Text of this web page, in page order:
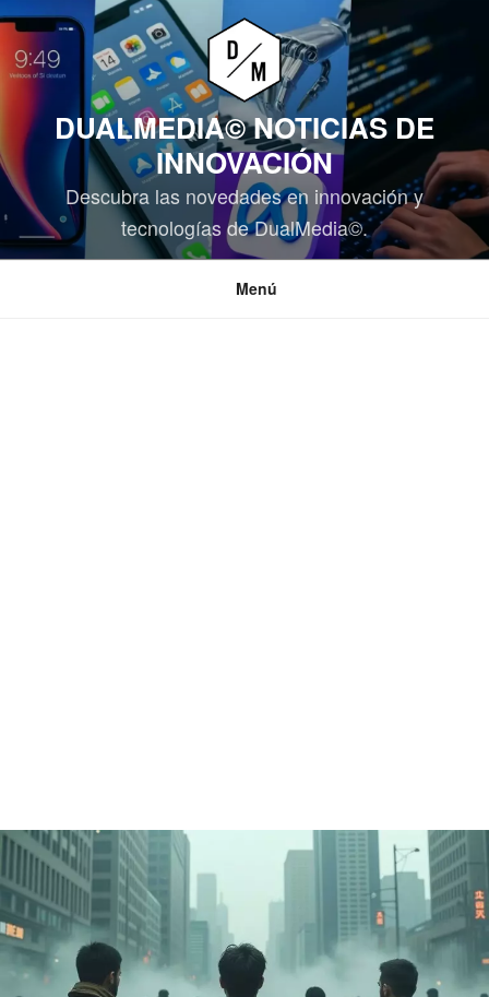
Saltar
contenido
DUALMEDIA© NOTICIAS DE
INNOVACIÓN
Descubra las novedades en innovación y
tecnologías de DualMedia©.
Menú